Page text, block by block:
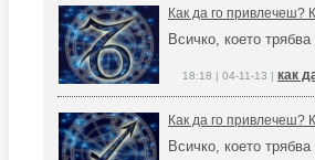
Как да го привлечеш?
Всичко, което
18:18 | 04-11-13 | как
Как да го привлечеш?
Всичко, което